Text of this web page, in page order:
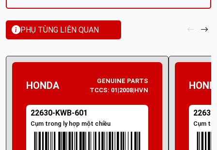
PHỤ TÙNG LIÊN QUAN
HONDA
GENUINE PARTS
TCCS: 01|2008|HVN
22630-KWB-601
Cụm trong ly hợp một chiều Cụm